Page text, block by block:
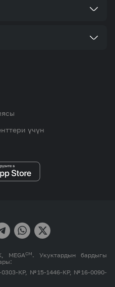
менен иштөө
байланыш
тейлөө борборлору
үчүн
MEGAСМ. Укуктардын бардыгы
КР, №15-1446-КР, №16-0090-